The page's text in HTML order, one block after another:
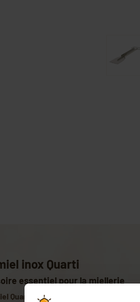
inox Quarti
essentiel pour la miellerie
Quarti est spécialement conçue pour